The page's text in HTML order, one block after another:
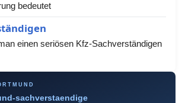
bedeutet
einen seriösen Kfz-Sachverständigen
sachverstaendige